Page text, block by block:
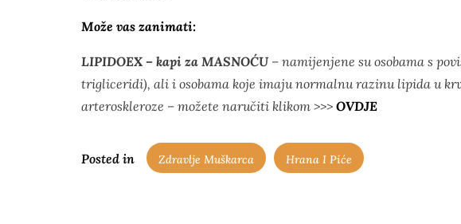
Može vas zanimati:
LIPIDOEX – kapi za MASNOĆU – namijenjene su osobama s
trigliceridi), ali i osobama koje imaju normalnu razinu lipida u
arteroskleroze – možete naručiti klikom >>> OVDJE
Posted in Zdravlje Muškarca Hrana I Piće